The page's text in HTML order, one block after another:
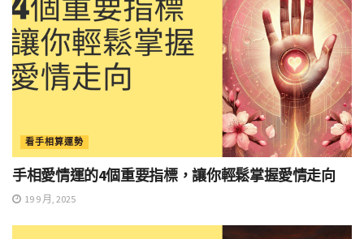
看手相算運勢
手相愛情運的4個重要指標，讓你輕鬆掌握愛情走向
19 9 月, 2025